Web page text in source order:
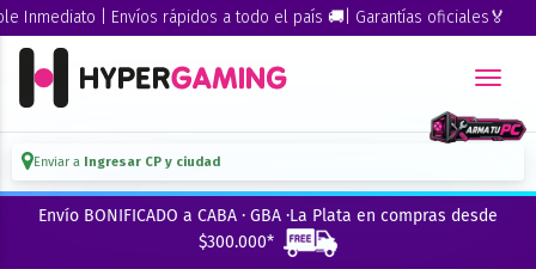
| Envíos rápidos a todo el país 🚚| Garantías oficiales🏅
Enviar a Ingresar CP y ciudad
Envío BONIFICADO a CABA · GBA ·La Plata en compras desde
$300.000*